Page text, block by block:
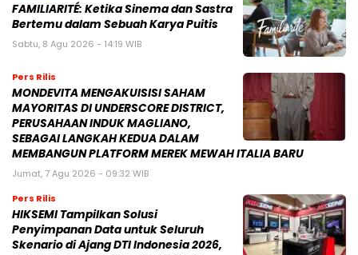
FAMILIARITÉ: Ketika Sinema dan Sastra
Bertemu dalam Sebuah Karya Puitis
Sabtu, 8 Agu 2026 - 14:19 WIB
Pers Rilis
MONDEVITA MENGAKUISISI SAHAM
MAYORITAS DI UNDERSCORE DISTRICT,
PERUSAHAAN INDUK MAGLIANO,
SEBAGAI LANGKAH KEDUA DALAM
MEMBANGUN PLATFORM MEREK MEWAH ITALIA BARU
Jumat, 7 Agu 2026 - 09:32 WIB
Pers Rilis
HIKSEMI Tampilkan Solusi
Penyimpanan Data untuk Seluruh
Skenario di Ajang DTI Indonesia 2026,